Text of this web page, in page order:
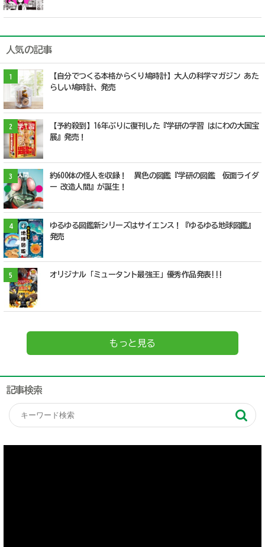
人気の記事
1
【自分でつくる本格からくり鳩時計】大人の科学マガジン あた
らしい鳩時計、発売
2
【予約殺到】16年ぶりに復刊した『学研の学習 はにわの大国宝
展』発売！
3
約600体の怪人を収録！ 異色の図鑑『学研の図鑑 仮面ライダ
ー 改造人間』が誕生！
4
ゆるゆる図鑑新シリーズはサイエンス！『ゆるゆる地球図鑑』
発売
5 オリジナル「ミュータント最強王」優秀作品発表!!!
もっと見る
記事検索